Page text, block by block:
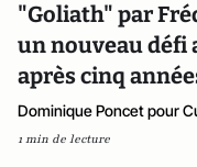
"Goliath" par
un nouveau défi
après cinq
Dominique Poncet pour
1 min de lecture